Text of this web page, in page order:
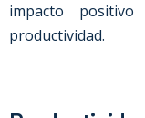
impacto
productividad.